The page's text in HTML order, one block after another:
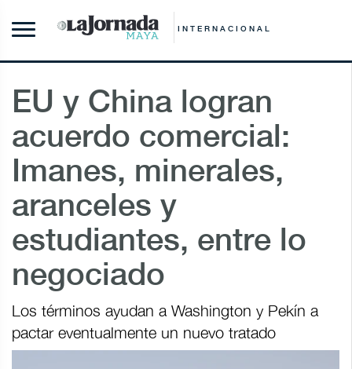
INTERNACIONAL
EU y China logran
acuerdo comercial:
Imanes, minerales,
aranceles y
estudiantes, entre lo
negociado
Los términos ayudan a Washington y Pekín a
pactar eventualmente un nuevo tratado